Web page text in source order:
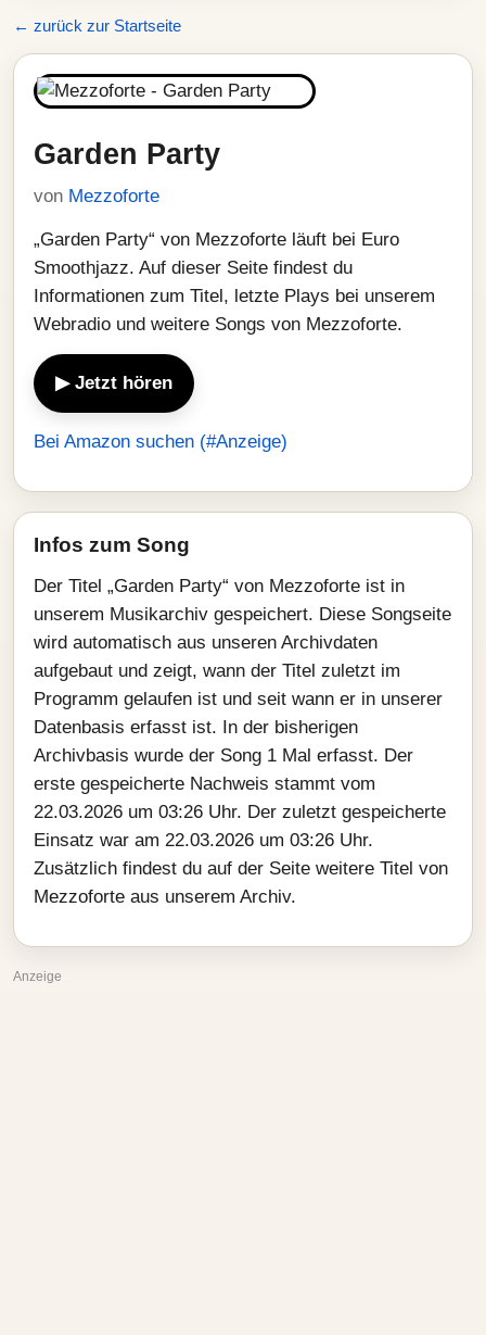
← zurück zur Startseite
Garden Party
von Mezzoforte
„Garden Party“ von Mezzoforte läuft bei Euro
Smoothjazz. Auf dieser Seite findest du
Informationen zum Titel, letzte Plays bei unserem
Webradio und weitere Songs von Mezzoforte.
▶ Jetzt hören
Bei Amazon suchen (#Anzeige)
Infos zum Song
Der Titel „Garden Party“ von Mezzoforte ist in
unserem Musikarchiv gespeichert. Diese Songseite
wird automatisch aus unseren Archivdaten
aufgebaut und zeigt, wann der Titel zuletzt im
Programm gelaufen ist und seit wann er in unserer
Datenbasis erfasst ist. In der bisherigen
Archivbasis wurde der Song 1 Mal erfasst. Der
erste gespeicherte Nachweis stammt vom
22.03.2026 um 03:26 Uhr. Der zuletzt gespeicherte
Einsatz war am 22.03.2026 um 03:26 Uhr.
Zusätzlich findest du auf der Seite weitere Titel von
Mezzoforte aus unserem Archiv.
Anzeige